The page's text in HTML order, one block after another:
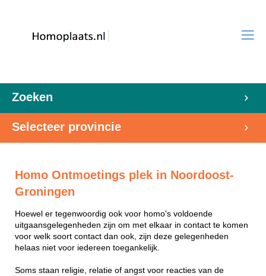
Zoeken
Selecteer provincie
Homo Ontmoetings plek in Noordoost-
Groningen
Hoewel er tegenwoordig ook voor homo's voldoende
uitgaansgelegenheden zijn om met elkaar in contact te komen
voor welk soort contact dan ook, zijn deze gelegenheden
helaas niet voor iedereen toegankelijk.
Soms staan religie, relatie of angst voor reacties van de